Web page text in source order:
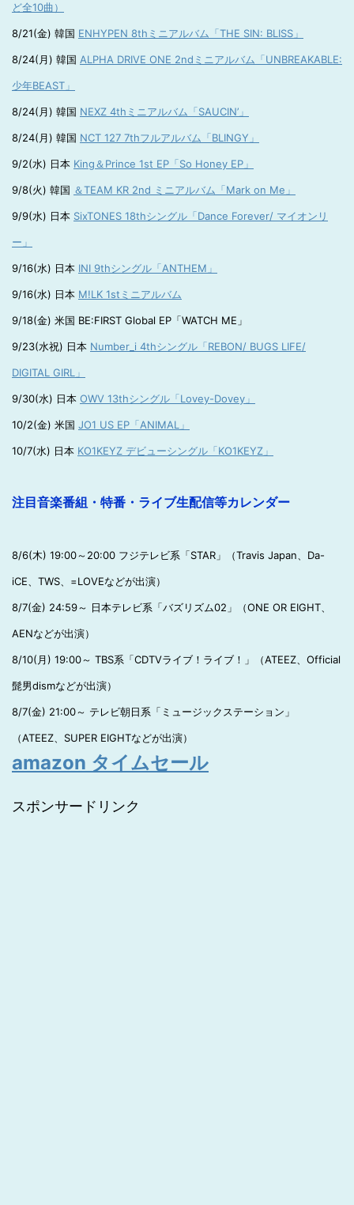
ど全10曲）
8/21(金) 韓国 ENHYPEN 8thミニアルバム「THE SIN: BLISS」
8/24(月) 韓国 ALPHA DRIVE ONE 2ndミニアルバム「UNBREAKABLE:
少年BEAST」
8/24(月) 韓国 NEXZ 4thミニアルバム「SAUCIN’」
8/24(月) 韓国 NCT 127 7thフルアルバム「BLINGY」
9/2(水) 日本 King＆Prince 1st EP「So Honey EP」
9/8(火) 韓国 ＆TEAM KR 2nd ミニアルバム「Mark on Me」
9/9(水) 日本 SixTONES 18thシングル「Dance Forever/ マイオンリ
ー」
9/16(水) 日本 INI 9thシングル「ANTHEM」
9/16(水) 日本 M!LK 1stミニアルバム
9/18(金) 米国 BE:FIRST Global EP「WATCH ME」
9/23(水祝) 日本 Number_i 4thシングル「REBON/ BUGS LIFE/
DIGITAL GIRL」
9/30(水) 日本 OWV 13thシングル「Lovey-Dovey」
10/2(金) 米国 JO1 US EP「ANIMAL」
10/7(水) 日本 KO1KEYZ デビューシングル「KO1KEYZ」
注目音楽番組・特番・ライブ生配信等カレンダー
8/6(木) 19:00～20:00 フジテレビ系「STAR」（Travis Japan、Da-
iCE、TWS、=LOVEなどが出演）
8/7(金) 24:59～ 日本テレビ系「バズリズム02」（ONE OR EIGHT、
AENなどが出演）
8/10(月) 19:00～ TBS系「CDTVライブ！ライブ！」（ATEEZ、Official
髭男dismなどが出演）
8/7(金) 21:00～ テレビ朝日系「ミュージックステーション」
（ATEEZ、SUPER EIGHTなどが出演）
amazon タイムセール
スポンサードリンク